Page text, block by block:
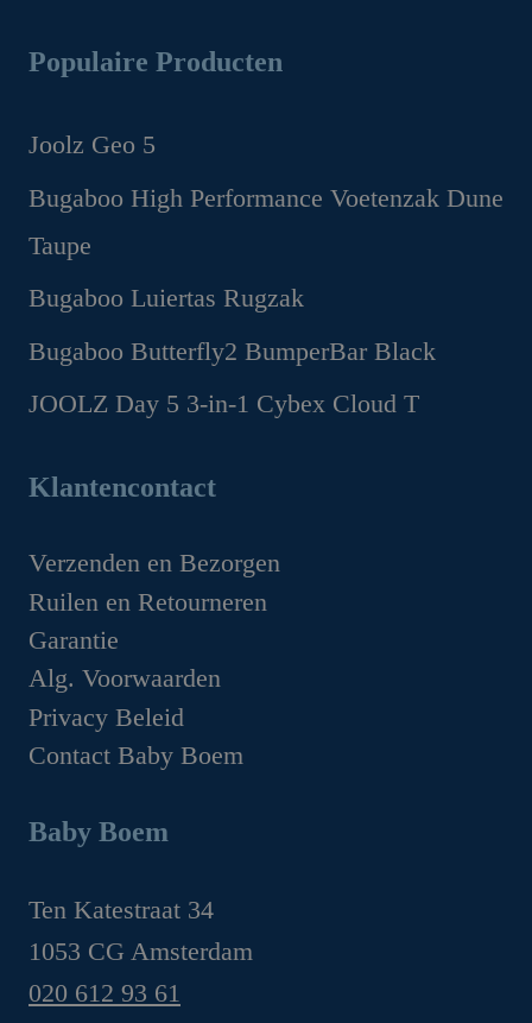
Populaire Producten
Joolz Geo 5
Oorspronkelijke
prijs
was:
€1,299.00.
Huidige
prijs
is:
€1,169.00.
Bugaboo High Performance Voetenzak Dune
Taupe
Oorspronkelijke
prijs
was:
Huidige
prijs
is:
Bugaboo Luiertas Rugzak
Oorspronkelijke
prijs
was:
Huidige
prijs
is:
Bugaboo Butterfly2 BumperBar Black
Oorspronkelijke
€49.95.
Huidige
€44.95.
JOOLZ Day 5 3-in-1 Cybex Cloud T
prijs
prijs
Klantencontact
Verzenden en Bezorgen
Ruilen en Retourneren
Garantie
Alg. Voorwaarden
Privacy Beleid
Contact Baby Boem
Baby Boem
Ten Katestraat 34
1053 CG Amsterdam
020 612 93 61